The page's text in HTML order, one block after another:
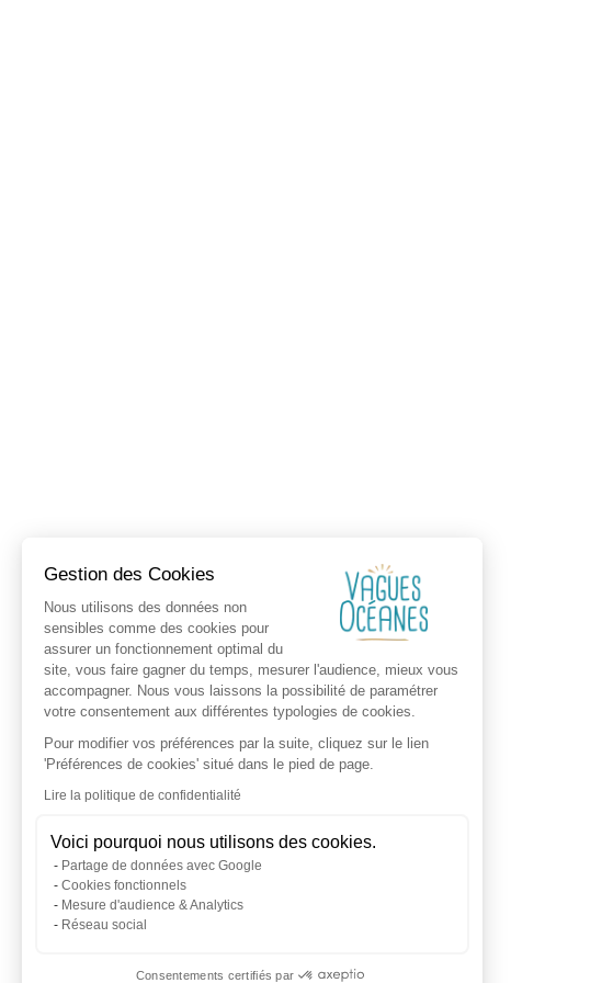
Gestion des Cookies
Nous utilisons des données non
sensibles comme des cookies pour
assurer un fonctionnement optimal du
site, vous faire gagner du temps, mesurer l'audience, mieux vous
accompagner. Nous vous laissons la possibilité de paramétrer
votre consentement aux différentes typologies de cookies.
Pour modifier vos préférences par la suite, cliquez sur le lien
'Préférences de cookies' situé dans le pied de page.
Lire la politique de confidentialité
Voici pourquoi nous utilisons des cookies.
Partage de données avec Google
Cookies fonctionnels
Mesure d'audience & Analytics
Réseau social
Consentements certifiés par